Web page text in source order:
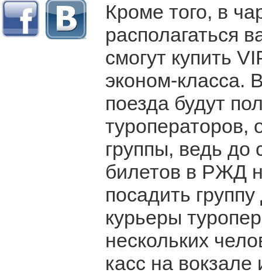
Кроме того, в
располагаться
смогут купить
эконом-класса.
поезда будут
туроператоров,
группы, ведь до
билетов в РЖД
посадить
курьеры
нескольких
касс на